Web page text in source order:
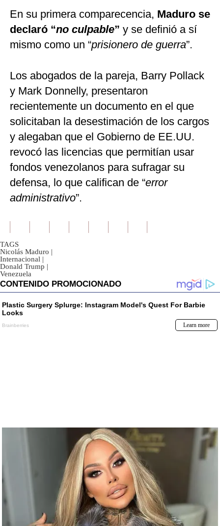
En su primera comparecencia, Maduro se
declaró “no culpable” y se definió a sí
mismo como un “prisionero de guerra”.
Los abogados de la pareja, Barry Pollack
y Mark Donnelly, presentaron
recientemente un documento en el que
solicitaban la desestimación de los cargos
y alegaban que el Gobierno de EE.UU.
revocó las licencias que permitían usar
fondos venezolanos para sufragar su
defensa, lo que califican de “error
administrativo”.
TAGS
Nicolás Maduro |
Internacional |
Donald Trump |
Venezuela